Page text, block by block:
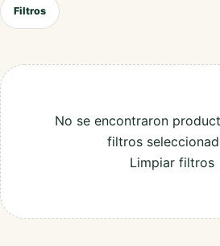
Filtros
No se encontraron
filtros
Limpiar filtros